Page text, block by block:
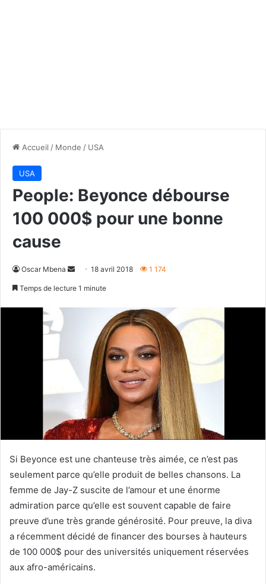
Accueil / Monde / USA
USA
People: Beyonce débourse
100 000$ pour une bonne
cause
Oscar Mbena
Envoyer18 avril 2018 1 174
Temps de lecture 1 minute
Si Beyonce est une chanteuse très aimée, ce n’est pas
seulement parce qu’elle produit de belles chansons. La
femme de Jay-Z suscite de l’amour et une énorme
admiration parce qu’elle est souvent capable de faire
preuve d’une très grande générosité. Pour preuve, la diva
a récemment décidé de financer des bourses à hauteurs
de 100 000$ pour des universités uniquement réservées
aux afro-américains.